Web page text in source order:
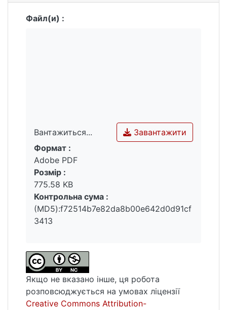
Файл(и) :
Вантажиться...
Вантажиться...
Завантажити
Формат :
Adobe PDF
Розмір :
775.58 KB
Контрольна сума :
(MD5):f72514b7e82da8b00e642d0d91cf
3413
Якщо не вказано інше, ця робота
розповсюджується на умовах ліцензії
Creative Commons Attribution-